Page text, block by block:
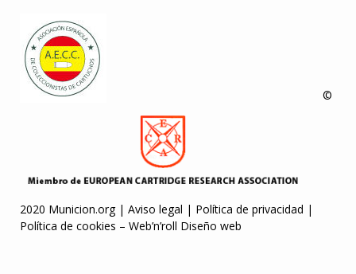
©
2020 Municion.org | Aviso legal | Política de privacidad |
Política de cookies – Web’n’roll Diseño web